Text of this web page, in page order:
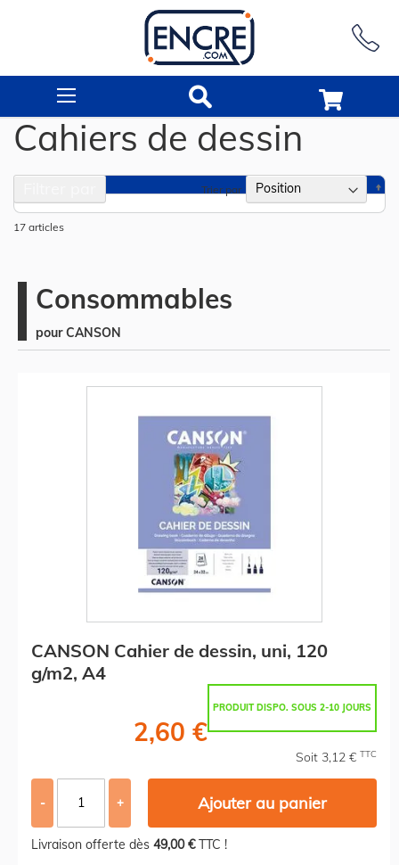
Cahiers de dessin
17 articles
Trier par
Consommables
pour CANSON
CANSON Cahier de dessin, uni, 120
g/m2, A4
PRODUIT DISPO. SOUS 2-10 JOURS
2,60 €
Soit 3,12 € TTC
- + Ajouter au panier
Livraison offerte dès 49,00 €TTC !